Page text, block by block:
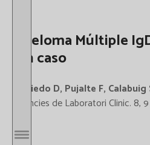
Obrir / Tancar menú
Mieloma Múltiple
un caso
Visiedo D, Pujalte F, Calabuig
Ciències de Laboratori Clinic. 8,